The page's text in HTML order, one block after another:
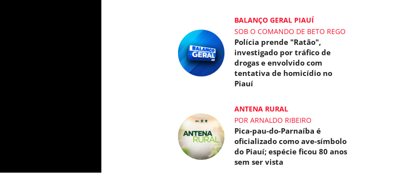
BALANÇO GERAL PIAUÍ
SOB O COMANDO DE BETO REGO
Polícia prende "Ratão",
investigado por tráfico de
drogas e envolvido com
tentativa de homicídio no
Piauí
ANTENA RURAL
POR ARNALDO RIBEIRO
Pica-pau-do-Parnaíba é
oficializado como ave-símbolo
do Piauí; espécie ficou 80 anos
sem ser vista